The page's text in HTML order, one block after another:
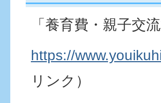
「養育費・親子交
https://
リンク）